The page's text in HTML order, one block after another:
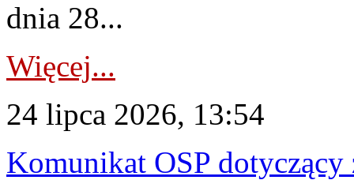
dnia 28...
Więcej...
24 lipca 2026, 13:54
Komunikat OSP dotyczący